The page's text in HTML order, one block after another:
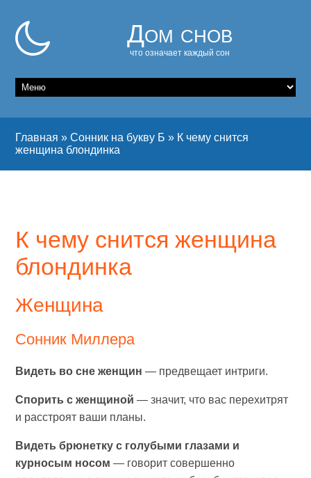
Дом снов
что означает каждый сон
Главная »Сонник на букву Б » К чему снится
женщина блондинка
К чему снится женщина
блондинка
Женщина
Сонник Миллера
Видеть во сне женщин — предвещает интриги.
Спорить с женщиной — значит, что вас перехитрят
и расстроят ваши планы.
Видеть брюнетку с голубыми глазами и
курносым носом — говорит совершенно